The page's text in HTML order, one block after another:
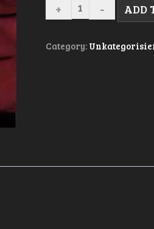
TRIFFT
GESCHICHTEN
ADD
Category: